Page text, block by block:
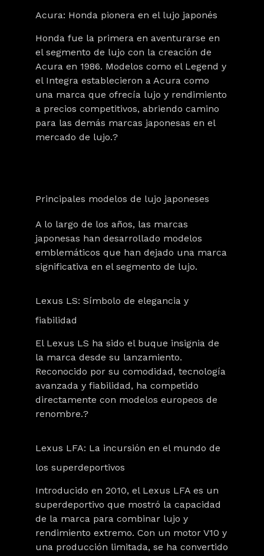
Acura: Honda pionera en el lujo japonés
Honda fue la primera en aventurarse en
el segmento de lujo con la creación de
Acura en 1986. Modelos como el Legend y
el Integra establecieron a Acura como
una marca que ofrecía lujo y rendimiento
a precios competitivos, abriendo camino
para las demás marcas japonesas en el
mercado de lujo.?
Principales modelos de lujo japoneses
A lo largo de los años, las marcas
japonesas han desarrollado modelos
emblemáticos que han dejado una marca
significativa en el segmento de lujo.
Lexus LS: Símbolo de elegancia y
fiabilidad
El Lexus LS ha sido el buque insignia de
la marca desde su lanzamiento.
Reconocido por su comodidad, tecnología
avanzada y fiabilidad, ha competido
directamente con modelos europeos de
renombre.?
Lexus LFA: La incursión en el mundo de
los superdeportivos
Introducido en 2010, el Lexus LFA es un
superdeportivo que mostró la capacidad
de la marca para combinar lujo y
rendimiento extremo. Con un motor V10 y
una producción limitada, se ha convertido